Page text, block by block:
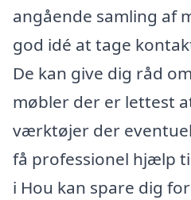
angående samling af
god idé at tage
De kan give dig råd
møbler der er lettest
værktøjer der
få professionel hjælp
i Hou kan spare dig